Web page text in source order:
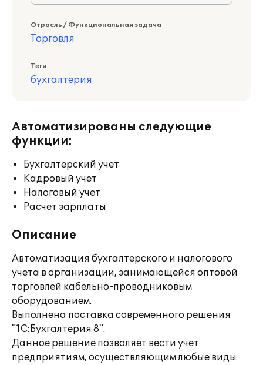
Отрасль / Функциональная задача
Торговля
Теги
бухгалтерия
Автоматизированы следующие
функции:
Бухгалтерский учет
Кадровый учет
Налоговый учет
Расчет зарплаты
Описание
Автоматизация бухгалтерского и налогового
учета в организации, занимающейся оптовой
торговлей кабельно-проводниковым
оборудованием.
Выполнена поставка современного решения
"1С:Бухгалтерия 8".
Данное решение позволяет вести учет
предприятиям, осуществляющим любые виды